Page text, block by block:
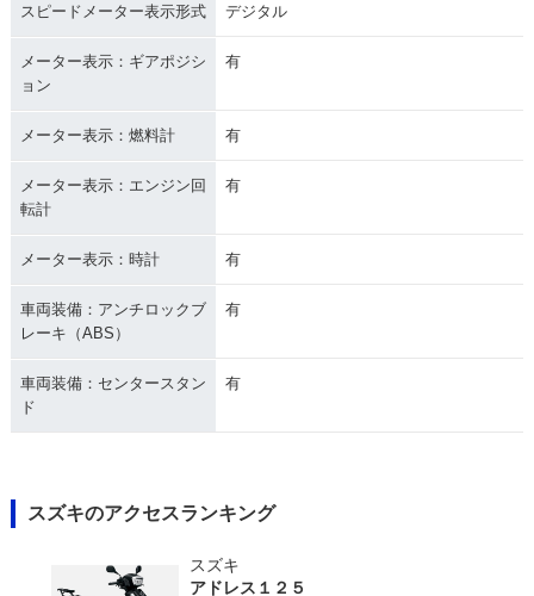
スピードメーター表示形式 デジタル
メーター表示：ギアポジシ
ョン
有
メーター表示：燃料計 有
メーター表示：エンジン回
転計
有
メーター表示：時計 有
車両装備：アンチロックブ
レーキ（ABS）
有
車両装備：センタースタン
ド
有
スズキのアクセスランキング
スズキ
アドレス１２５